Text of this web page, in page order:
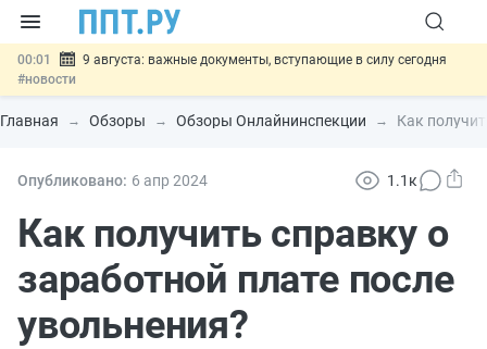
00:01
9 августа: важные документы, вступающие в силу сегодня
#новости
07.08 Подписан закон о блокировке продажи опасных товаров через
«Честный знак»#новости
07.08 Госпошлину за устранение ошибок в документах предлагают
07.08
отношений
#новости
Главная Обзоры Обзоры Онлайнинспекции Как
Опубликовано: 6 апр 2024 1.1к
Как получить справку о
заработной плате после
увольнения?